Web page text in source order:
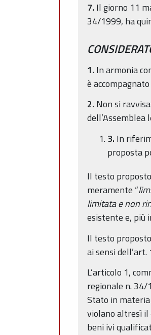
7. Il giorno 11
34/1999, ha
1. In armonia
è
2. Non si
dell’Assemblea
3. In
proposta
Il testo
meramente “
limitata e non
esistente e, più
Il testo
ai sensi
L’articolo 1,
regionale n.
Stato in
violano altresì il
beni ivi